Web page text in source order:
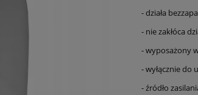
- działa
- nie zakłóca
- wyposażony
- wyłącznie do
- źródło